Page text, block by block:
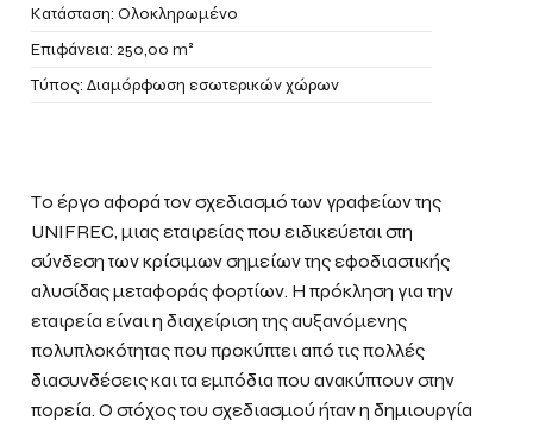
Κατάσταση: Ολοκληρωμένο
Επιφάνεια: 250,00 m²
Τύπος: Διαμόρφωση εσωτερικών χώρων
Το έργο αφορά τον σχεδιασμό των γραφείων της
UNIFREC, μιας εταιρείας που ειδικεύεται στη
σύνδεση των κρίσιμων σημείων της εφοδιαστικής
αλυσίδας μεταφοράς φορτίων. Η πρόκληση για την
εταιρεία είναι η διαχείριση της αυξανόμενης
πολυπλοκότητας που προκύπτει από τις πολλές
διασυνδέσεις και τα εμπόδια που ανακύπτουν στην
πορεία. Ο στόχος του σχεδιασμού ήταν η δημιουργία